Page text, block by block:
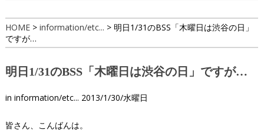
HOME> information/etc... > 明日1/31のBSS「木曜日は渋谷の日」
ですが…
明日1/31のBSS「木曜日は渋谷の日」ですが…
in information/etc... 2013/1/30/水曜日
皆さん、こんばんは。